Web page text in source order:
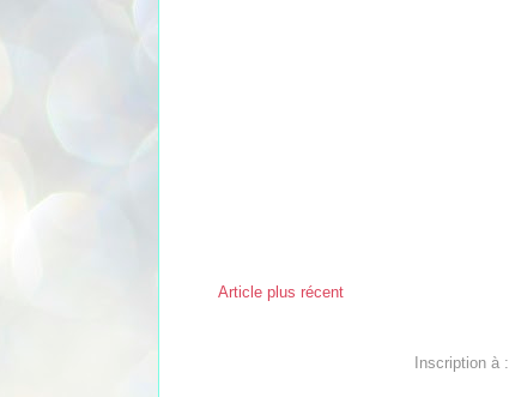
Article plus récent
Inscription à :